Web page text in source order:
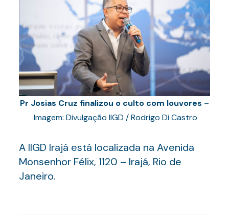
Pr Josias Cruz finalizou o culto com louvores –
Imagem: Divulgação IIGD / Rodrigo Di Castro
A IIGD Irajá está localizada na Avenida
Monsenhor Félix, 1120 – Irajá, Rio de
Janeiro.